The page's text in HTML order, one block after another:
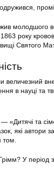
молодшого
року
Святого
величезний
в науці та
та
які автори
том.
Грімм? У